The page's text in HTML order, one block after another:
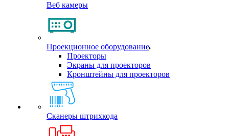
Веб камеры
Проекционное оборудование
Проекторы
Экраны для проекторов
Кронштейны для проекторов
Сканеры штрихкода